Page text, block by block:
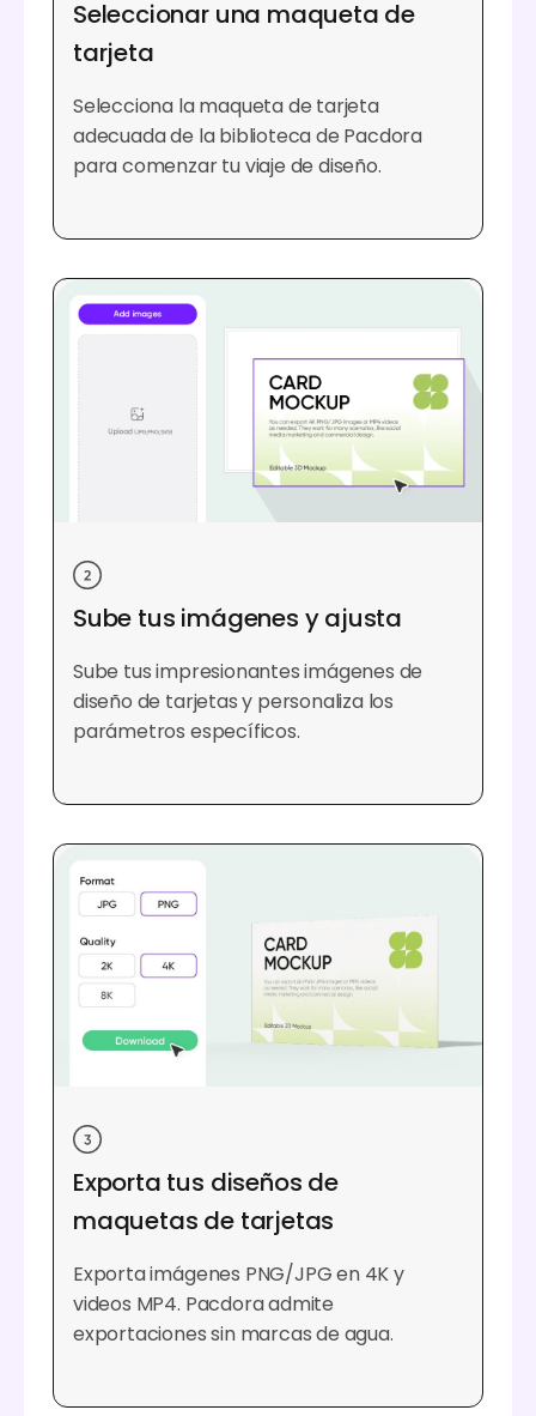
Seleccionar una maqueta de
tarjeta
Selecciona la maqueta de tarjeta
adecuada de la biblioteca de Pacdora
para comenzar tu viaje de diseño.
Sube tus imágenes y ajusta
Sube tus impresionantes imágenes de
diseño de tarjetas y personaliza los
parámetros específicos.
Exporta tus diseños de
maquetas de tarjetas
Exporta imágenes PNG/JPG en 4K y
videos MP4. Pacdora admite
exportaciones sin marcas de agua.